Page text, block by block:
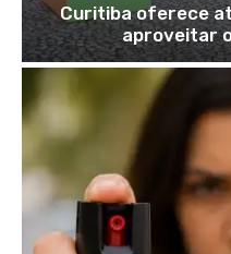
Curitiba oferece
aproveitar